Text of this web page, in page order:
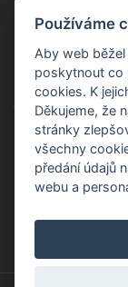
Používáme
Aby web
poskytnout co
cookies. K
Děkujeme, že
stránky
všechny
předání údajů
webu a